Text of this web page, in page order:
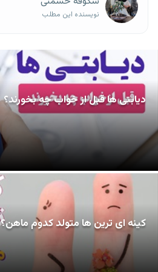
نویسنده این مطلب
دیابتی ها قبل از خواب چه بخورند؟
کینه ای ترین ها متولد کدوم ماهن؟